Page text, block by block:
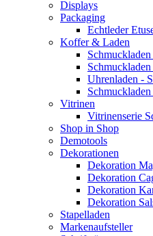
Displays
Packaging
Echtleder
Koffer & Laden
Uhrenladen -
Vitrinen
Vitrinenserie
Shop in Shop
Demotools
Dekorationen
Dekoration
Dekoration
Dekoration
Dekoration
Stapelladen
Markenaufsteller